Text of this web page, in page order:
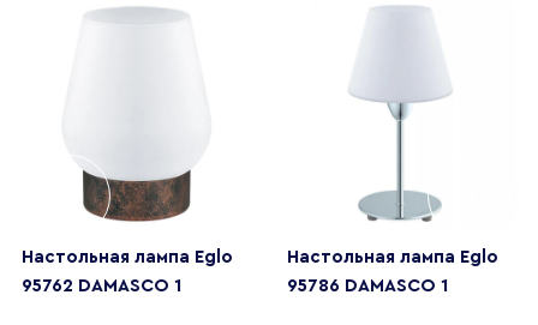
Настольная лампа Eglo
95762 DAMASCO 1
Настольная лампа Eglo
95786 DAMASCO 1